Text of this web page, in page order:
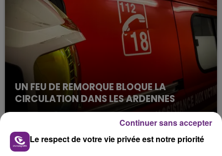
UN FEU DE REMORQUE BLOQUE LA
CIRCULATION DANS LES ARDENNES
Un feu de remorque s'est déclaré ce mercredi en
Le respect de votre vie privée est notre priorité
Continuer sans accepter